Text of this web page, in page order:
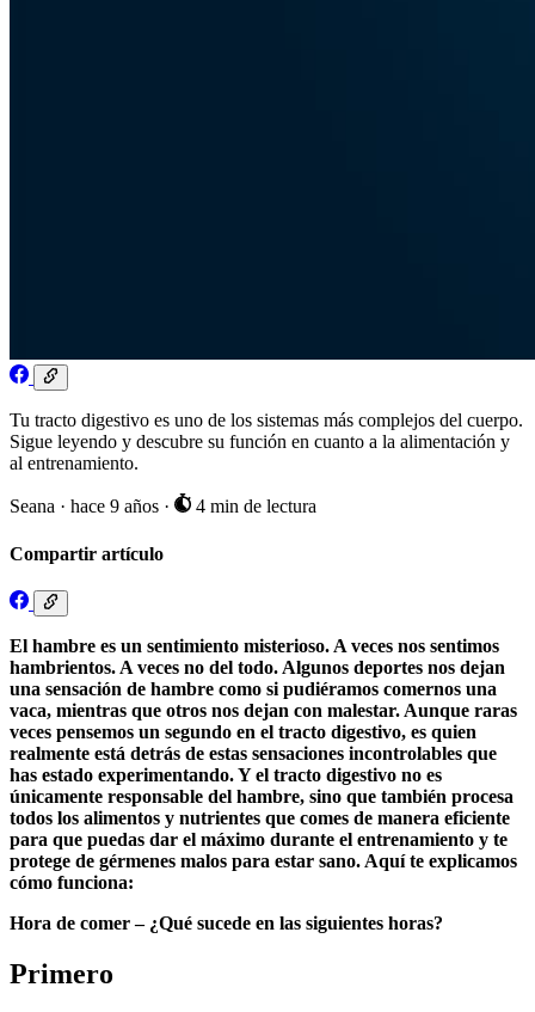
Tu tracto digestivo es uno de los sistemas más complejos del cuerpo.
Sigue leyendo y descubre su función en cuanto a la alimentación y
al entrenamiento.
Seana · hace 9 años · 4 min de lectura
Compartir artículo
El hambre es un sentimiento misterioso. A veces nos sentimos
hambrientos. A veces no del todo. Algunos deportes nos dejan
una sensación de hambre como si pudiéramos comernos una
vaca, mientras que otros nos dejan con malestar. Aunque raras
veces pensemos un segundo en el tracto digestivo, es quien
realmente está detrás de estas sensaciones incontrolables que
has estado experimentando. Y el tracto digestivo no es
únicamente responsable del hambre, sino que también procesa
todos los alimentos y nutrientes que comes de manera eficiente
para que puedas dar el máximo durante el entrenamiento y te
protege de gérmenes malos para estar sano. Aquí te explicamos
cómo funciona:
Hora de comer – ¿Qué sucede en las siguientes horas?
Primero